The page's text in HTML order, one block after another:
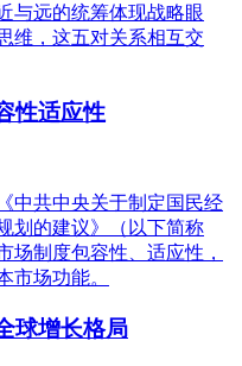
与远的统筹体现战略眼
维，这五对关系相互交
性适应性
中共中央关于制定国民经
划的建议》（以下简称
场制度包容性、适应性，
市场功能。
球增长格局